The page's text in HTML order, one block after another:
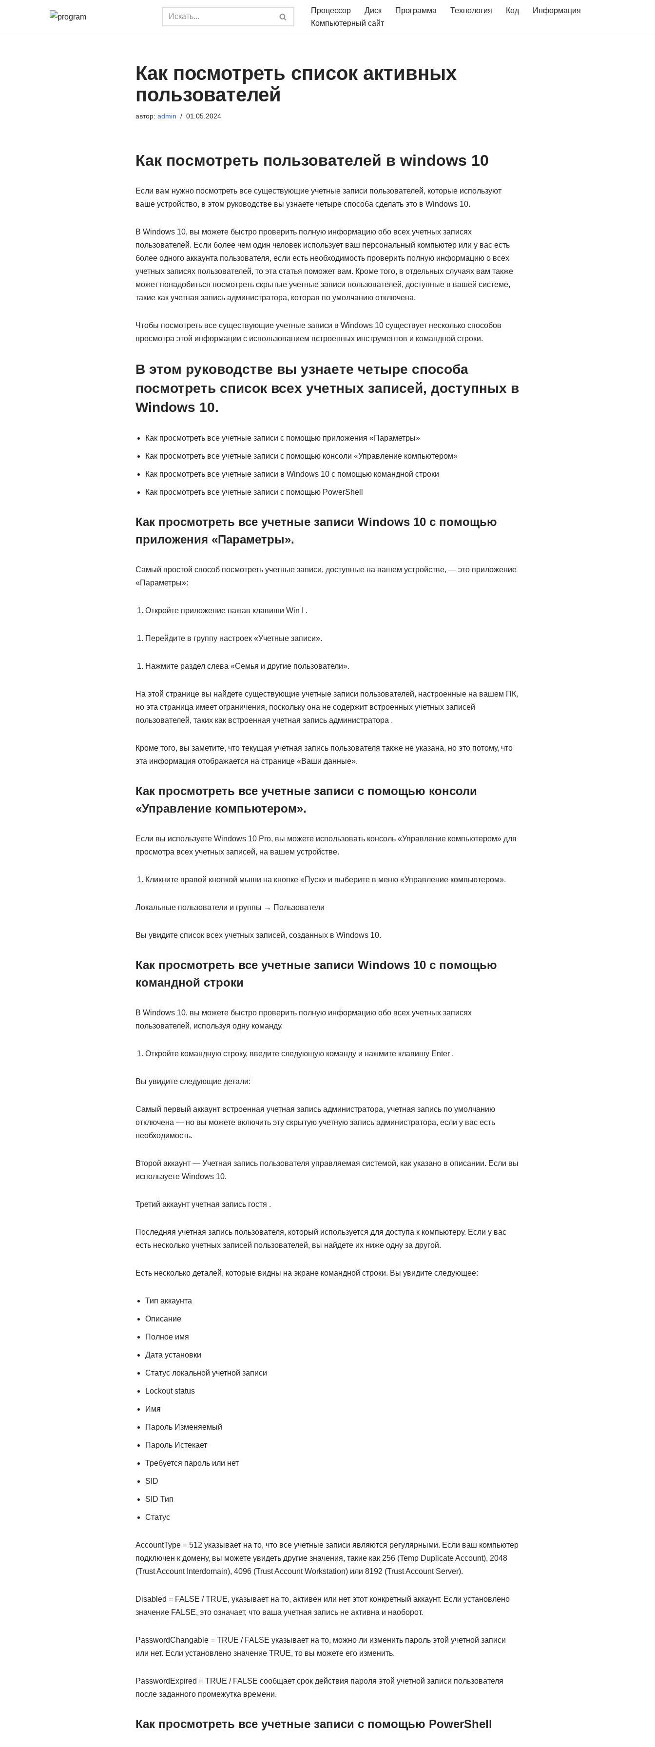
Процессор Диск Программа Технология Код
Информация
Компьютерный сайт
Как посмотреть список активных
пользователей
автор: admin 01.05.2024
Как посмотреть пользователей в windows 10
Если вам нужно посмотреть все существующие учетные записи пользователей, которые используют
ваше устройство, в этом руководстве вы узнаете четыре способа сделать это в Windows 10.
В Windows 10, вы можете быстро проверить полную информацию обо всех учетных записях
пользователей. Если более чем один человек использует ваш персональный компьютер или у вас есть
более одного аккаунта пользователя, если есть необходимость проверить полную информацию о всех
учетных записях пользователей, то эта статья поможет вам. Кроме того, в отдельных случаях вам также
может понадобиться посмотреть скрытые учетные записи пользователей, доступные в вашей системе,
такие как учетная запись администратора, которая по умолчанию отключена.
Чтобы посмотреть все существующие учетные записи в Windows 10 существует несколько способов
просмотра этой информации с использованием встроенных инструментов и командной строки.
В этом руководстве вы узнаете четыре способа
посмотреть список всех учетных записей, доступных в
Windows 10.
Как просмотреть все учетные записи с помощью приложения «Параметры»
Как просмотреть все учетные записи с помощью консоли «Управление компьютером»
Как просмотреть все учетные записи в Windows 10 с помощью командной строки
Как просмотреть все учетные записи с помощью PowerShell
Как просмотреть все учетные записи Windows 10 с помощью
приложения «Параметры».
Самый простой способ посмотреть учетные записи, доступные на вашем устройстве, — это приложение
«Параметры»:
Откройте приложение нажав клавиши Win I .
Перейдите в группу настроек «Учетные записи».
Нажмите раздел слева «Семья и другие пользователи».
На этой странице вы найдете существующие учетные записи пользователей, настроенные на вашем ПК,
но эта страница имеет ограничения, поскольку она не содержит встроенных учетных записей
пользователей, таких как встроенная учетная запись администратора .
Кроме того, вы заметите, что текущая учетная запись пользователя также не указана, но это потому, что
эта информация отображается на странице «Ваши данные».
Как просмотреть все учетные записи с помощью консоли
«Управление компьютером».
Если вы используете Windows 10 Pro, вы можете использовать консоль «Управление компьютером» для
просмотра всех учетных записей, на вашем устройстве.
Кликните правой кнопкой мыши на кнопке «Пуск» и выберите в меню «Управление компьютером».
Локальные пользователи и группы → Пользователи
Вы увидите список всех учетных записей, созданных в Windows 10.
Как просмотреть все учетные записи Windows 10 с помощью
командной строки
В Windows 10, вы можете быстро проверить полную информацию обо всех учетных записях
пользователей, используя одну команду.
Откройте командную строку, введите следующую команду и нажмите клавишу Enter .
Вы увидите следующие детали:
Самый первый аккаунт встроенная учетная запись администратора, учетная запись по умолчанию
отключена — но вы можете включить эту скрытую учетную запись администратора, если у вас есть
необходимость.
Второй аккаунт — Учетная запись пользователя управляемая системой, как указано в описании. Если вы
используете Windows 10.
Третий аккаунт учетная запись гостя .
Последняя учетная запись пользователя, который используется для доступа к компьютеру. Если у вас
есть несколько учетных записей пользователей, вы найдете их ниже одну за другой.
Есть несколько деталей, которые видны на экране командной строки. Вы увидите следующее:
Тип аккаунта
Описание
Полное имя
Дата установки
Статус локальной учетной записи
Lockout status
Имя
Пароль Изменяемый
Пароль Истекает
Требуется пароль или нет
SID
SID Тип
Статус
AccountType = 512 указывает на то, что все учетные записи являются регулярными. Если ваш компьютер
подключен к домену, вы можете увидеть другие значения, такие как 256 (Temp Duplicate Account), 2048
(Trust Account Interdomain), 4096 (Trust Account Workstation) или 8192 (Trust Account Server).
Disabled = FALSE / TRUE, указывает на то, активен или нет этот конкретный аккаунт. Если установлено
значение FALSE, это означает, что ваша учетная запись не активна и наоборот.
PasswordChangable = TRUE / FALSE указывает на то, можно ли изменить пароль этой учетной записи
или нет. Если установлено значение TRUE, то вы можете его изменить.
PasswordExpired = TRUE / FALSE сообщает срок действия пароля этой учетной записи пользователя
после заданного промежутка времени.
Как просмотреть все учетные записи с помощью PowerShell